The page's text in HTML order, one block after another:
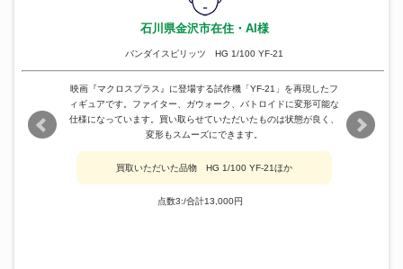
石川県金沢市在住・AI様
バンダイスピリッツ HG 1/100 YF-21
映画『マクロスプラス』に登場する試作機「YF-21」を再現したフ
ィギュアです。ファイター、ガウォーク、バトロイドに変形可能な
仕様になっています。買い取らせていただいたものは状態が良く、
変形もスムーズにできます。
買取いただいた品物 HG 1/100 YF-21ほか
点数3:/合計13,000円